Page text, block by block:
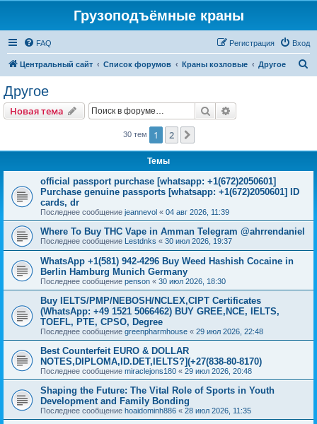
Грузоподъёмные краны
FAQ Вход
Регистрация
Центральный сайт Список форумов Краны козловые Другое
Другое
Новая тема Поиск
30 тем 1 2
Темы
official passport purchase [whatsapp: +1(672)2050601]
Purchase genuine passports [whatsapp: +1(672)2050601] ID
cards, dr
Последнее сообщение jeannevol « 04 авг 2026, 11:39
Where To Buy THC Vape in Amman Telegram @ahrrendaniel
Последнее сообщение Lestdnks « 30 июл 2026, 19:37
WhatsApp +1(581) 942-4296 Buy Weed Hashish Cocaine in
Berlin Hamburg Munich Germany
Последнее сообщение penson « 30 июл 2026, 18:30
Buy IELTS/PMP/NEBOSH/NCLEX,CIPT Certificates
(WhatsApp: +49 1521 5066462) BUY GREE,NCE, IELTS,
TOEFL, PTE, CPSO, Degree
Последнее сообщение greenpharmhouse « 29 июл 2026, 22:48
Best Counterfeit EURO & DOLLAR
NOTES,DIPLOMA,ID.DET,IELTS?](+27(838-80-8170)
Последнее сообщение miraclejons180 « 29 июл 2026, 20:48
Shaping the Future: The Vital Role of Sports in Youth
Development and Family Bonding
Последнее сообщение hoaidominh886 « 28 июл 2026, 11:35